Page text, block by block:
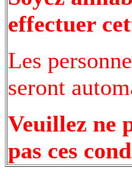
effectuer
Les
seront
Veuillez ne
pas ces